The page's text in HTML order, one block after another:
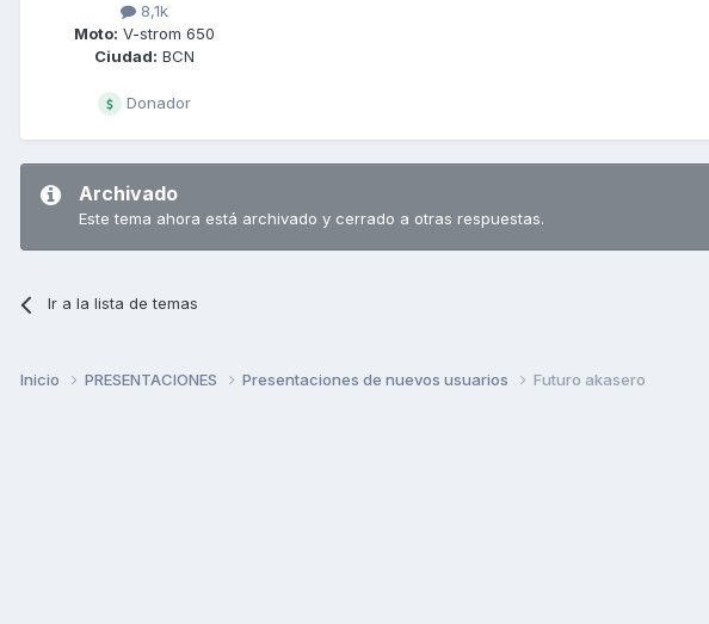
8,1k
Moto: V-strom 650
Ciudad: BCN
Donador
Archivado
Este tema ahora está archivado y cerrado a otras respuestas.
Ir a la lista de temas
Inicio PRESENTACIONES Presentaciones de nuevos usuarios Futuro akasero